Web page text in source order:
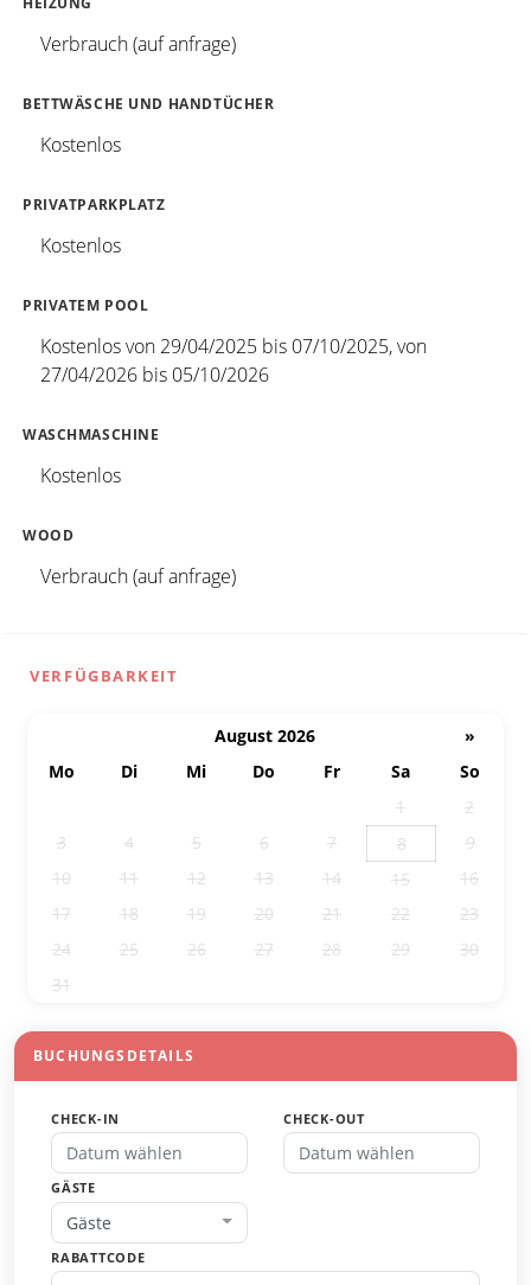
Verbrauch (auf anfrage)
BETTWÄSCHE UND HANDTÜCHER
Kostenlos
PRIVATPARKPLATZ
Kostenlos
PRIVATEM POOL
Kostenlos von 29/04/2025 bis 07/10/2025, von
27/04/2026 bis 05/10/2026
WASCHMASCHINE
Kostenlos
WOOD
Verbrauch (auf anfrage)
VERFÜGBARKEIT
August 2026
»
Mo
Di Mi Do Fr Sa
So
1
2
3
4 5 6 7 8
9
10
11 12 13 14 15
16
17
18 19 20 21 22
23
24
25 26 27 28 29
30
31
BUCHUNGSDETAILS
CHECK-IN CHECK-OUT
GÄSTE
Gäste
RABATTCODE